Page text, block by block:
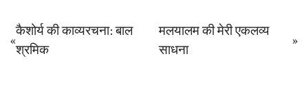
Post
navigation
«
कैशोर्य की काव्‍यरचना: बाल
श्रम‍िक
मलयालम की मेरी एकलव्‍य
साधना
»